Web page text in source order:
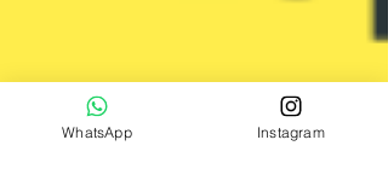
WhatsApp Instagram